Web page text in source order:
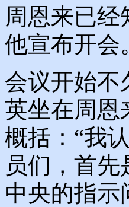
周恩来已
他宣布开会
会议开始不
英坐在周恩
概括：“我
员们，首
中央的指示